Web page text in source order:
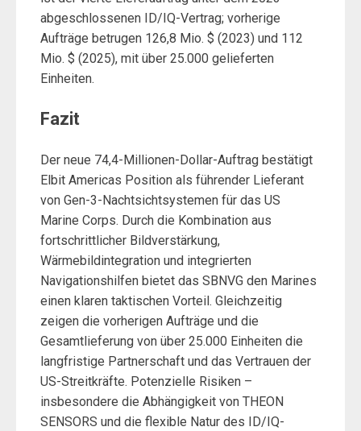
abgeschlossenen ID/IQ-Vertrag; vorherige
Aufträge betrugen 126,8 Mio. $ (2023) und 112
Mio. $ (2025), mit über 25.000 gelieferten
Einheiten.
Fazit
Der neue 74,4-Millionen-Dollar-Auftrag bestätigt
Elbit Americas Position als führender Lieferant
von Gen-3-Nachtsichtsystemen für das US
Marine Corps. Durch die Kombination aus
fortschrittlicher Bildverstärkung,
Wärmebildintegration und integrierten
Navigationshilfen bietet das SBNVG den Marines
einen klaren taktischen Vorteil. Gleichzeitig
zeigen die vorherigen Aufträge und die
Gesamtlieferung von über 25.000 Einheiten die
langfristige Partnerschaft und das Vertrauen der
US-Streitkräfte. Potenzielle Risiken –
insbesondere die Abhängigkeit von THEON
SENSORS und die flexible Natur des ID/IQ-